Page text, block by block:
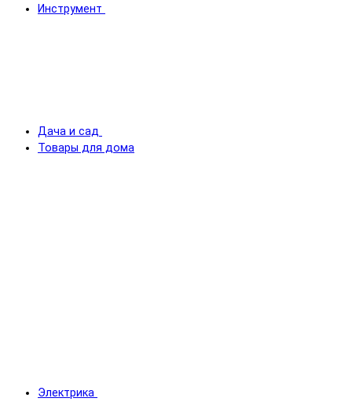
Инструмент
Дача и сад
Товары для дома
Электрика